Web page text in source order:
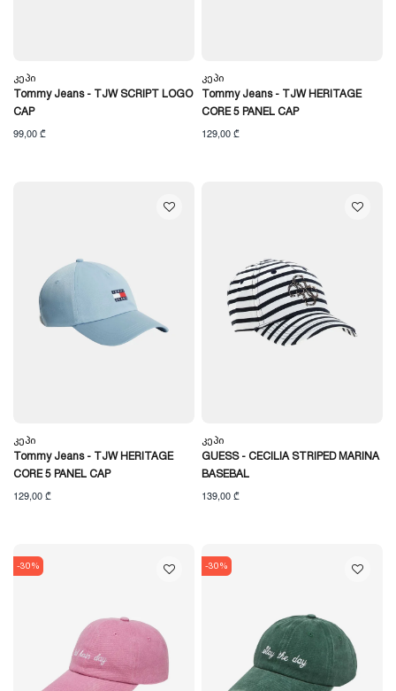
Კეპი
Tommy Jeans - TJW SCRIPT LOGO
CAP
99,00 ₾
Კეპი
Tommy Jeans - TJW HERITAGE
CORE 5 PANEL CAP
129,00 ₾
Კეპი
Tommy Jeans - TJW HERITAGE
CORE 5 PANEL CAP
129,00 ₾
Კეპი
GUESS - CECILIA STRIPED MARINA
BASEBAL
139,00 ₾
-30% -30%